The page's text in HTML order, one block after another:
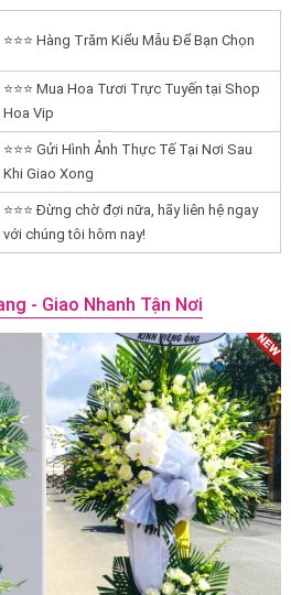
⭐⭐⭐ Hàng Trăm Kiểu Mẫu Để Bạn Chọn
⭐⭐⭐ Mua Hoa Tươi Trực Tuyến tại Shop
Hoa Vip
⭐⭐⭐ Gửi Hình Ảnh Thực Tế Tại Nơi Sau
Khi Giao Xong
⭐⭐⭐ Đừng chờ đợi nữa, hãy liên hệ ngay
với chúng tôi hôm nay!
- Giao Nhanh Tận Nơi